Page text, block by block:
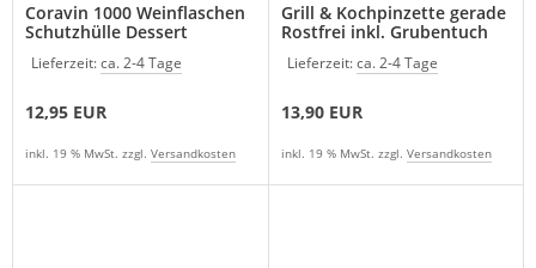
Coravin 1000 Weinflaschen
Schutzhülle Dessert
Lieferzeit:ca. 2-4 Tage
12,95 EUR
inkl. 19 % MwSt. zzgl. Versandkosten
Grill & Kochpinzette gerade
Rostfrei inkl. Grubentuch
Lieferzeit:ca. 2-4 Tage
13,90 EUR
inkl. 19 % MwSt. zzgl. Versandkosten